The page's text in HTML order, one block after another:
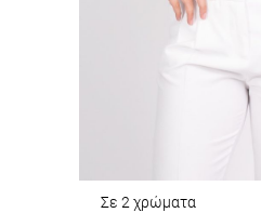
Σε 2 χρώματα